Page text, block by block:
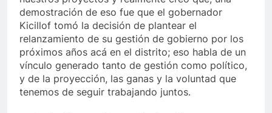
demostración de eso fue que el gobernador
Kicillof tomó la decisión de plantear el
relanzamiento de su gestión de gobierno por los
próximos años acá en el distrito; eso habla de un
vínculo generado tanto de gestión como político,
y de la proyección, las ganas y la voluntad que
tenemos de seguir trabajando juntos.